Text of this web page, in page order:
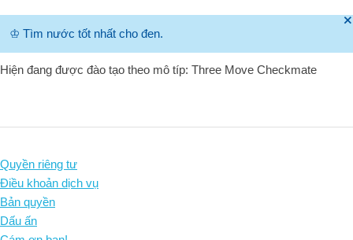
🞫
♔ Tìm nước tốt nhất cho đen.
Hiện đang được đào tạo theo mô típ: Three Move Checkmate
Quyền riêng tư
Điều khoản dịch vụ
Bản quyền
Dấu ấn